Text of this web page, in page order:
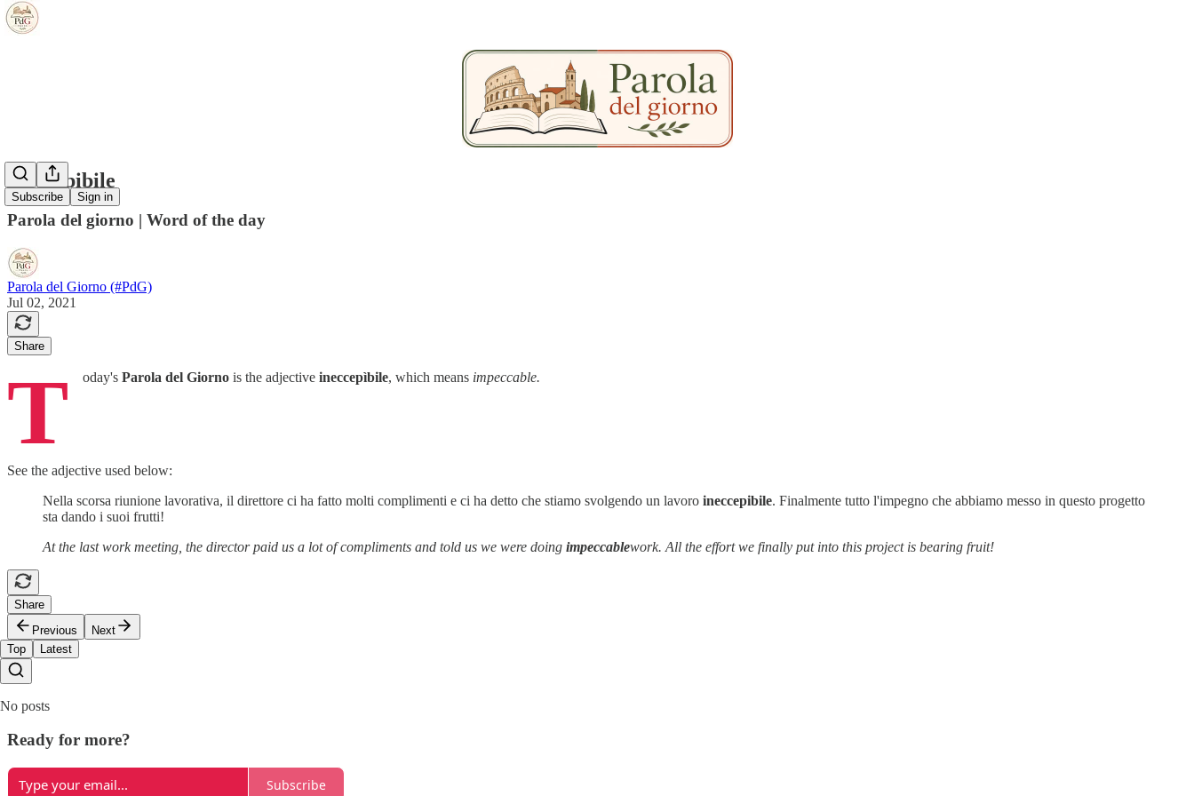
Subscribe Sign in
ineccepibile
Parola del giorno | Word of the day
Parola del Giorno (#PdG)
Jul 02, 2021
Share
T oday's Parola del Giorno is the adjective ineccepìbile, which means impeccable.
See the adjective used below:
Nella scorsa riunione lavorativa, il direttore ci ha fatto molti complimenti e ci ha detto che stiamo svolgendo un lavoro ineccepibile. Finalmente tutto l'impegno che abbiamo messo in questo progetto
sta dando i suoi frutti!
At the last work meeting, the director paid us a lot of compliments and told us we were doing impeccablework. All the effort we finally put into this project is bearing fruit!
Share
Previous
Next
Top
Latest
No posts
Ready for more?
Subscribe